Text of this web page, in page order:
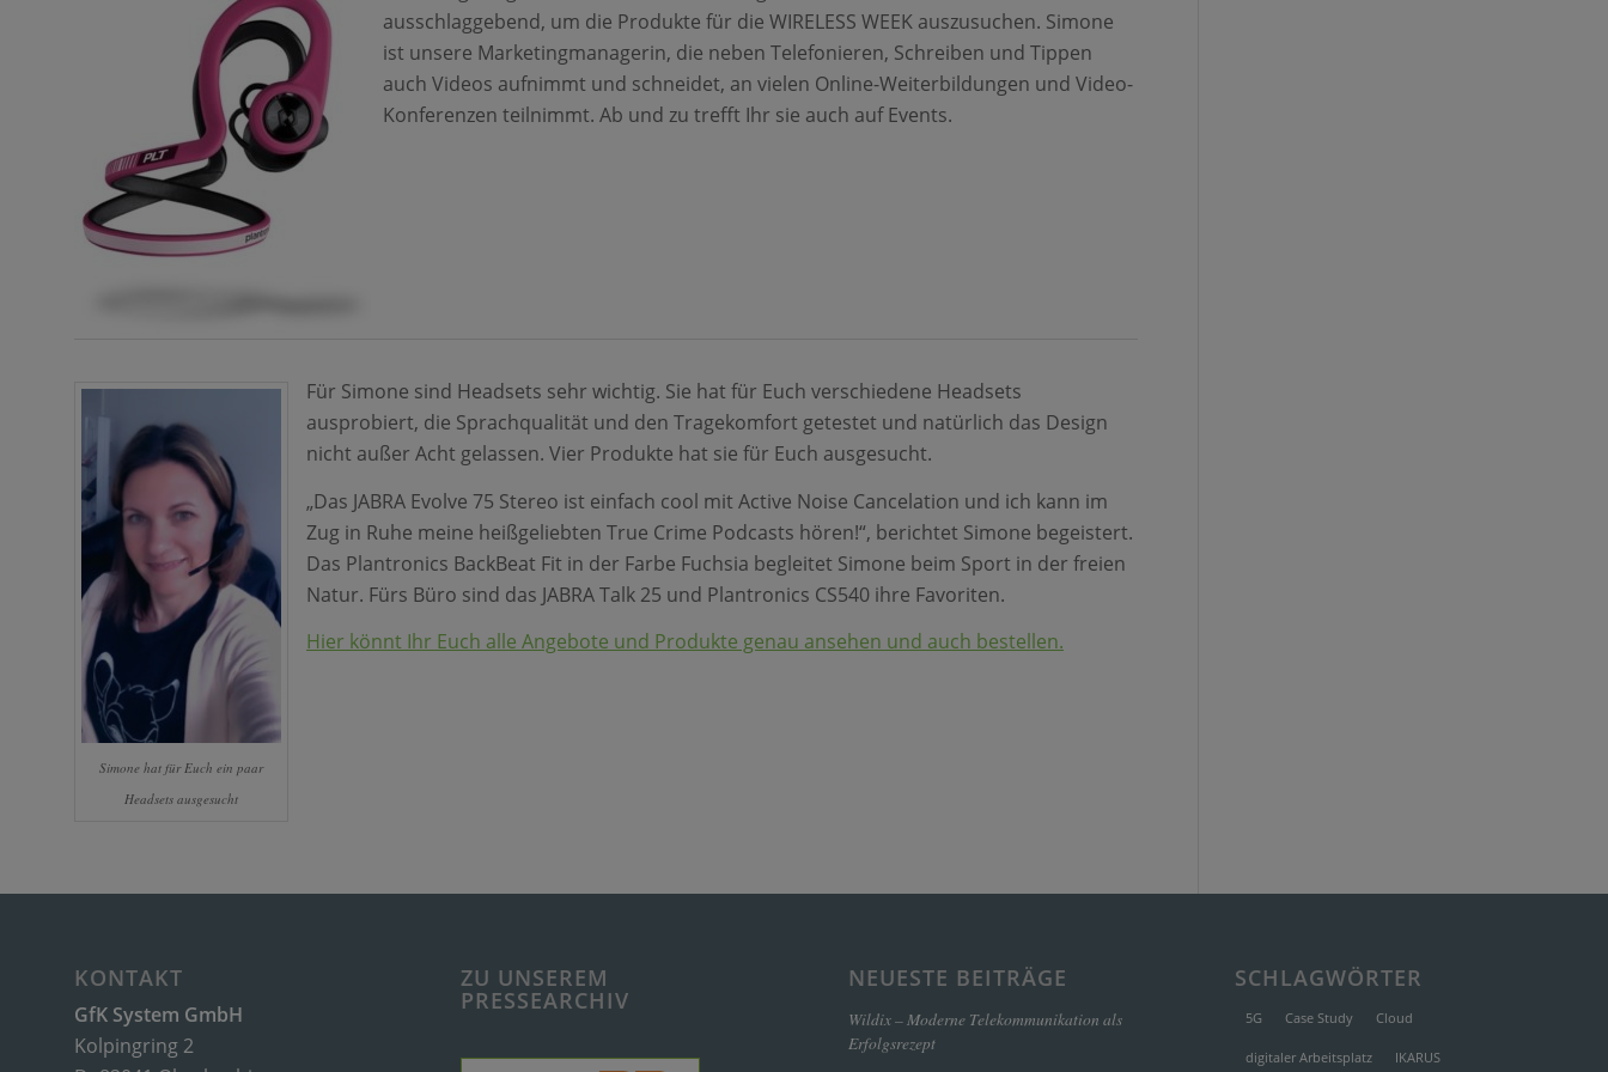
ausschlaggebend, um die Produkte für die WIRELESS WEEK auszusuchen. Simone
ist unsere Marketingmanagerin, die neben Telefonieren, Schreiben und Tippen
auch Videos aufnimmt und schneidet, an vielen Online-Weiterbildungen und Video-
Konferenzen teilnimmt. Ab und zu trefft Ihr sie auch auf Events.
Simone hat für Euch ein paar
Headsets ausgesucht
Für Simone sind Headsets sehr wichtig. Sie hat für Euch verschiedene Headsets
ausprobiert, die Sprachqualität und den Tragekomfort getestet und natürlich das Design
nicht außer Acht gelassen. Vier Produkte hat sie für Euch ausgesucht.
„Das JABRA Evolve 75 Stereo ist einfach cool mit Active Noise Cancelation und ich kann im
Zug in Ruhe meine heißgeliebten True Crime Podcasts hören!“, berichtet Simone begeistert.
Das Plantronics BackBeat Fit in der Farbe Fuchsia begleitet Simone beim Sport in der freien
Natur. Fürs Büro sind das JABRA Talk 25 und Plantronics CS540 ihre Favoriten.
Hier könnt Ihr Euch alle Angebote und Produkte genau ansehen und auch bestellen.
KONTAKT
GfK System GmbH
Kolpingring 2
ZU UNSEREM
PRESSEARCHIV
NEUESTE BEITRÄGE
Wildix – Moderne Telekommunikation als
Erfolgsrezept
SCHLAGWÖRTER
5G Case Study Cloud
digitaler Arbeitsplatz IKARUS